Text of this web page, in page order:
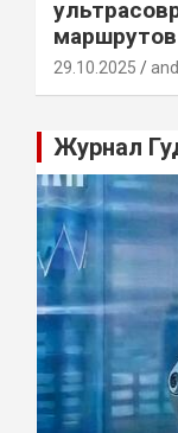
маршрутов
29.10.2025
Журнал